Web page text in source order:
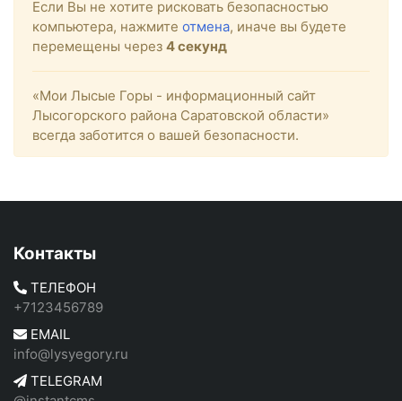
Если Вы не хотите рисковать безопасностью
компьютера, нажмите отмена, иначе вы будете
перемещены через 4секунд
«Мои Лысые Горы - информационный сайт
Лысогорского района Саратовской области»
всегда заботится о вашей безопасности.
Контакты
ТЕЛЕФОН
+7123456789
EMAIL
info@lysyegory.ru
TELEGRAM